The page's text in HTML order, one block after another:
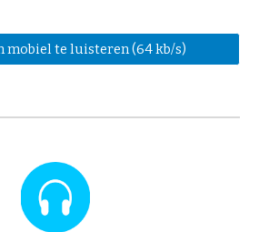
mobiel te luisteren (64 kb/s)